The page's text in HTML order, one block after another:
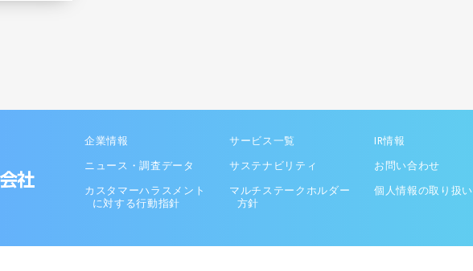
企業情報 サービス一覧 IR情報
ニュース・調査データ サステナビリティ お問い合わせ
カスタマーハラスメント
に対する行動指針
マルチステークホルダー
方針
個人情報の取り扱い